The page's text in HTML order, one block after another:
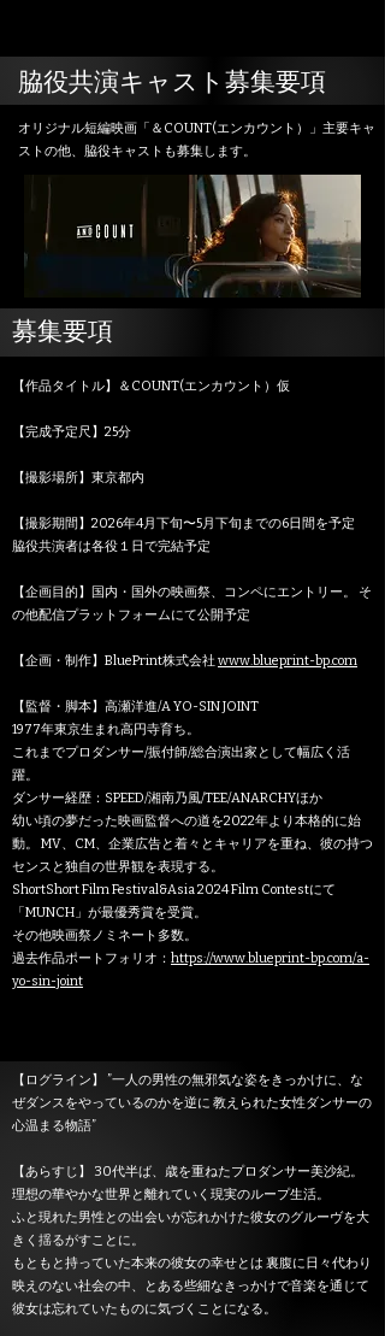
脇役共演キャスト募集要項
オリジナル短編映画「＆COUNT(エンカウント）」主要キャ
ストの他、脇役キャストも募集します。
募集要項
【作品タイトル】＆COUNT(エンカウント）仮
【完成予定尺】25分
【撮影場所】東京都内
【撮影期間】 2026年4月下旬〜5月下旬までの6日間を予定
脇役共演者は各役１日で完結予定
【企画⽬的】国内・国外の映画祭、コンペにエントリー。 そ
の他配信プラットフォームにて公開予定
【企画・制作】BluePrint株式会社 www.blueprint-bp.com
【監督・脚本】⾼瀬洋進/A YO-SIN JOINT
1977年東京⽣まれ⾼円寺育ち。
これまでプロダンサー/振付師/総合演出家として幅広く活
躍。
​ダンサー経歴：SPEED/湘南乃風/TEE/ANARCHYほか
幼い頃の夢だった映画監督への道を2022年より本格的に始
動。 MV、CM、企業広告と着々とキャリアを重ね、彼の持つ
センスと独⾃の世界観を表現する。
ShortShort Film Festival&Asia 2024 Film Contestにて
「MUNCH」が最優秀賞を受賞。
その他映画祭ノミネート多数。
過去作品ポートフォリオ： https://www.blueprint-bp.com/a-
yo-sin-joint
【ログライン】 ”⼀⼈の男性の無邪気な姿をきっかけに、な
ぜダンスをやっているのかを逆に 教えられた⼥性ダンサーの
⼼温まる物語”
【あらすじ】 30代半ば、歳を重ねたプロダンサー美沙紀。
理想の華やかな世界と離れていく現実のループ生活。
ふと現れた男性との出会いが忘れかけた彼女のグルーヴを大
きく揺るがすことに。
もともと持っていた本来の彼女の幸せとは 裏腹に日々代わり
映えのない社会の中、とある些細なきっかけで音楽を通じて
彼女は忘れていたものに気づくことになる。